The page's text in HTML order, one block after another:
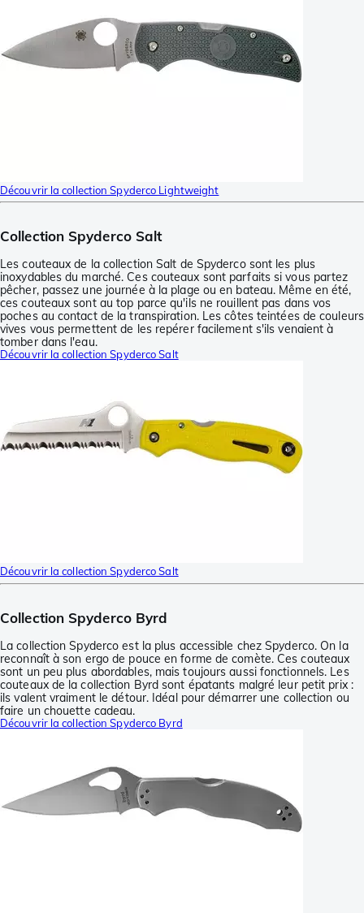
Découvrir la collection Spyderco Lightweight
Collection Spyderco Salt
Les couteaux de la collection Salt de Spyderco sont les plus
inoxydables du marché. Ces couteaux sont parfaits si vous partez
pêcher, passez une journée à la plage ou en bateau. Même en été,
ces couteaux sont au top parce qu'ils ne rouillent pas dans vos
poches au contact de la transpiration. Les côtes teintées de couleurs
vives vous permettent de les repérer facilement s'ils venaient à
tomber dans l'eau.
Découvrir la collection Spyderco Salt
Découvrir la collection Spyderco Salt
Collection Spyderco Byrd
La collection Spyderco est la plus accessible chez Spyderco. On la
reconnaît à son ergo de pouce en forme de comète. Ces couteaux
sont un peu plus abordables, mais toujours aussi fonctionnels. Les
couteaux de la collection Byrd sont épatants malgré leur petit prix :
ils valent vraiment le détour. Idéal pour démarrer une collection ou
faire un chouette cadeau.
Découvrir la collection Spyderco Byrd